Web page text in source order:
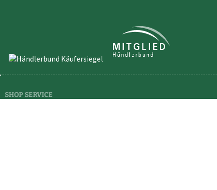
SHOP SERVICE